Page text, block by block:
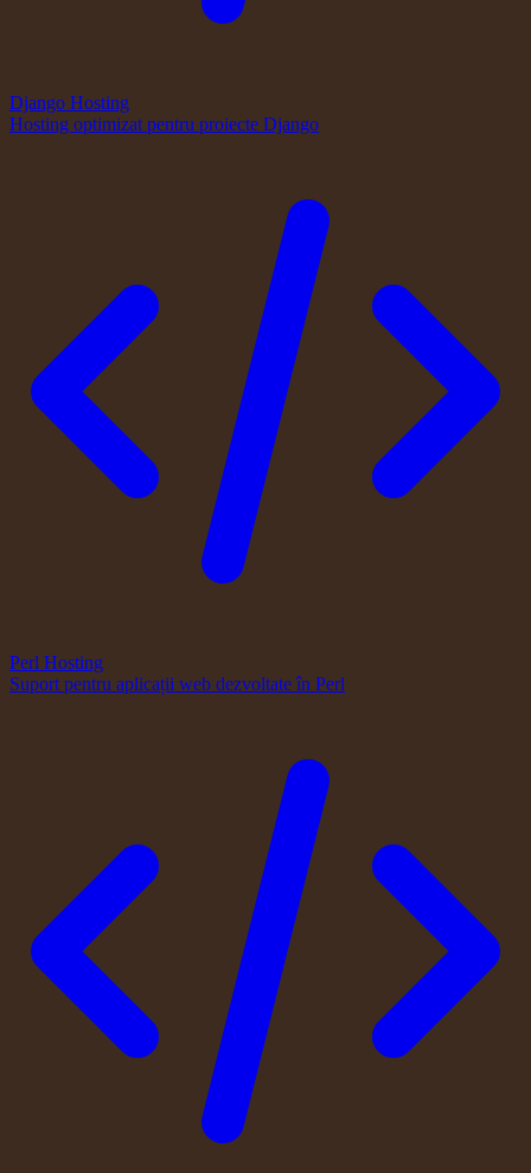
Django Hosting
Hosting optimizat pentru proiecte Django
Perl Hosting
Suport pentru aplicații web dezvoltate în Perl